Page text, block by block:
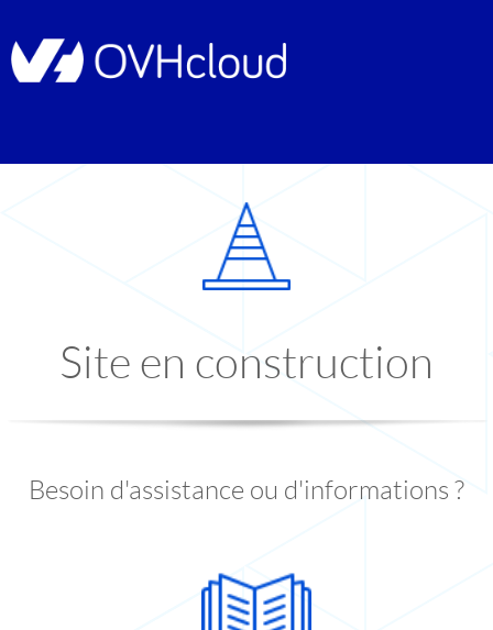
Site en construction
Besoin d'assistance ou d'informations ?